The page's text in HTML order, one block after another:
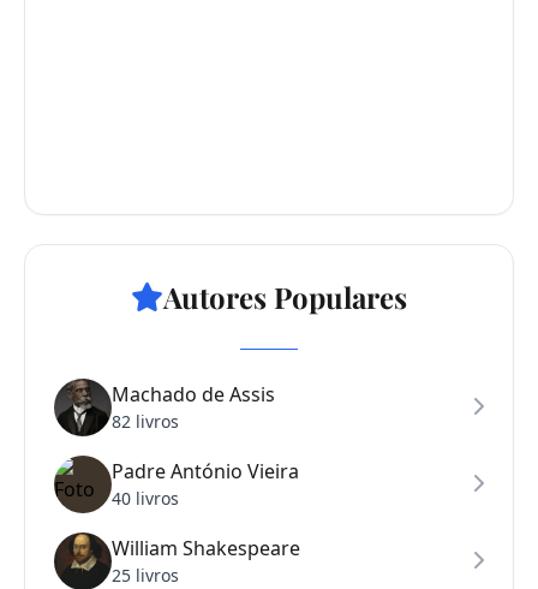
Autores Populares
Machado de Assis
82 livros
Padre António Vieira
40 livros
William Shakespeare
25 livros